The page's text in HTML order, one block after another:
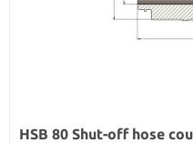
HSB 80 Shut-off hose